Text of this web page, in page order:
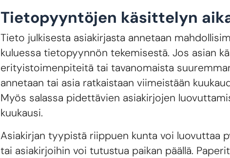
Tietopyyntöjen käsittelyn
Tieto julkisesta asiakirjasta annetaan
kuluessa tietopyynnön tekemisestä. Jos asian
erityistoimenpiteitä tai tavanomaista
annetaan tai asia ratkaistaan viimeistään
Myös salassa pidettävien asiakirjojen
kuukausi.
Asiakirjan tyypistä riippuen kunta voi luovuttaa
tai asiakirjoihin voi tutustua paikan päällä.